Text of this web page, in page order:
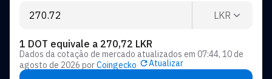
LKR
1 DOT equivale a 270,72 LKR
Dados da cotação de mercado atualizados em 07:44, 10 de
agosto de 2026 porCoingecko Atualizar